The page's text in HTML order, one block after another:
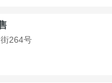
264号